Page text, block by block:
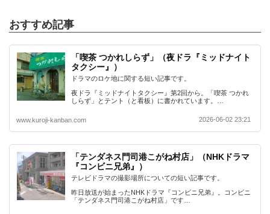
おすすめ記事
「喫茶 つかれしらず」（夜ドラ『ミッドナイト
タクシー』）
ドラマのロケ地に関する短い記事です。
夜ドラ『ミッドナイトタクシー』第2回から。「喫茶 つかれ
しらず」とテント（と看板）に書かれています。…
www.kuroji-kanban.com 2026-06-02 23:21
「テンダネス門司港こがね村店」（NHKドラマ
『コンビニ兄弟』）
テレビドラマの撮影場所についての短い記事です。
昨日放送が始まったNHKドラマ『コンビニ兄弟』。コンビニ
「テンダネス門司港こがね村店」です…